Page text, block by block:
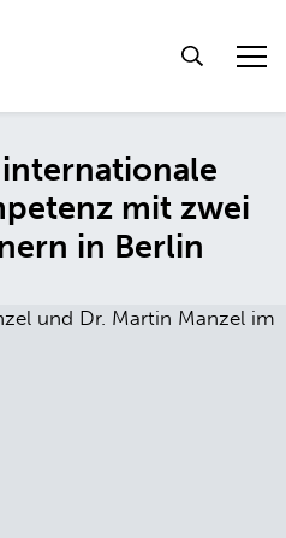
internationale
mit zwei
in Berlin